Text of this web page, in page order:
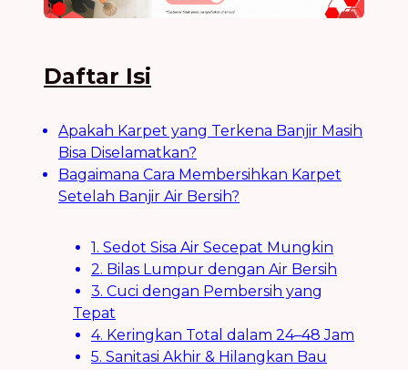
Daftar Isi
Apakah Karpet yang Terkena Banjir Masih
Bisa Diselamatkan?
Bagaimana Cara Membersihkan Karpet
Setelah Banjir Air Bersih?
1. Sedot Sisa Air Secepat Mungkin
2. Bilas Lumpur dengan Air Bersih
3. Cuci dengan Pembersih yang
Tepat
4. Keringkan Total dalam 24–48 Jam
5. Sanitasi Akhir & Hilangkan Bau